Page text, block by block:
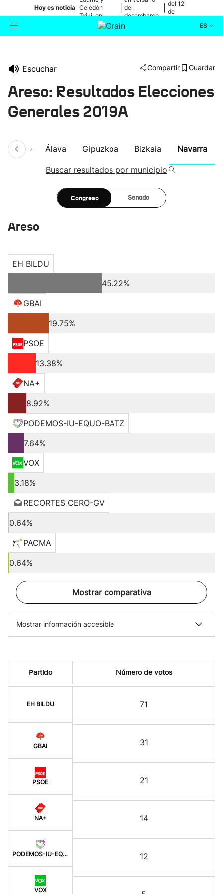
Hoy es noticia Celedón
Txiki, en
directo
del
desembarco
de Elkano
del 12
de
ES
Cultura
Escuchar Compartir Guardar
Areso: Resultados Elecciones
Generales 2019A
Álava Gipuzkoa Bizkaia Navarra
Buscar resultados por municipio
Congreso Senado
Areso
EH BILDU
45.22%
GBAI
19.75%
PSOE
13.38%
NA+
8.92%
PODEMOS-IU-EQUO-BATZ
7.64%
VOX
3.18%
RECORTES CERO-GV
0.64%
PACMA
0.64%
Mostrar comparativa
Mostrar información accesible
Partido
EH BILDU
GBAI
PSOE
NA+
PODEMOS-IU-EQUO-BATZ
VOX
Número de votos
71
31
21
14
12